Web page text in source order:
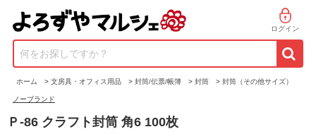
ログイン
何をお探しですか？
ホーム > 文房具・オフィス用品 > 封筒/伝票/帳簿 > 封筒 > 封筒（その他サイズ）
ノーブランド
Ｐ-86 クラフト封筒 角6 100枚